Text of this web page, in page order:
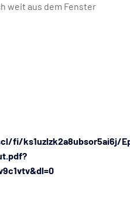
weit aus dem Fenster
ks1uzlzk2a8ubsor5ai6j/